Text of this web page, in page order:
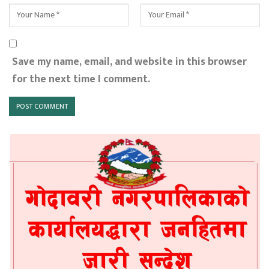
Save my name, email, and website in this browser
for the next time I comment.